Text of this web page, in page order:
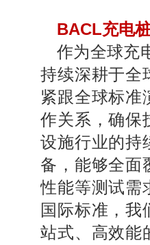
BACL充电
作为全球充
持续深耕于全
紧跟全球标准
作关系，确保
设施行业的持
备，能够全面
性能等测试需
国际标准，我
站式、高效能